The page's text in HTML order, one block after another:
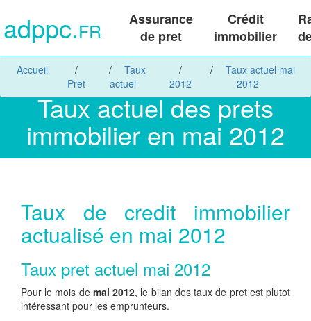
adppc.FR
Assurance
de pret
Crédit
immobilier
Accueil
Pret
Taux
actuel
2012
Taux actuel mai
2012
Taux actuel des prets
immobilier en mai 2012
Taux de credit immobilier
actualisé en mai 2012
Taux pret actuel mai 2012
Pour le mois de mai 2012, le bilan des taux de pret est plutot
intéressant pour les emprunteurs.